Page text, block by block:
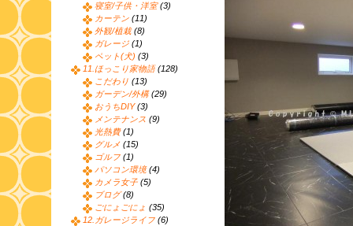
寝室/子供・洋室(3)
カーテン (11)
外観/植栽(8)
ガレージ (1)
ペット(犬) (3)
11.ほっこり家物語(128)
こだわり (13)
ガーデン/外構(29)
おうちDIY(3)
メンテナンス (9)
光熱費(1)
グルメ (15)
ゴルフ (1)
パソコン環境(4)
カメラ女子 (5)
ブログ(8)
ごにょごにょ (35)
12.ガレージライフ (6)